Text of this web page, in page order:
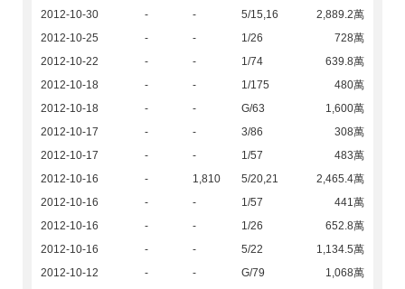
2012-10-30
- - 5/15,16
2,889.2萬
2012-10-25
- - 1/26
728萬
2012-10-22
- - 1/74
639.8萬
2012-10-18
- - 1/175
480萬
2012-10-18
- - G/63
1,600萬
2012-10-17
- - 3/86
308萬
2012-10-17
- - 1/57
483萬
2012-10-16
- 1,810 5/20,21
2,465.4萬
2012-10-16
- - 1/57
441萬
2012-10-16
- - 1/26
652.8萬
2012-10-16
- - 5/22
1,134.5萬
2012-10-12
- - G/79
1,068萬